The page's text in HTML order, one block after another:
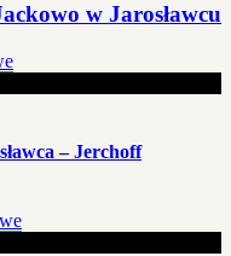
w Jarosławcu
– Jerchoff